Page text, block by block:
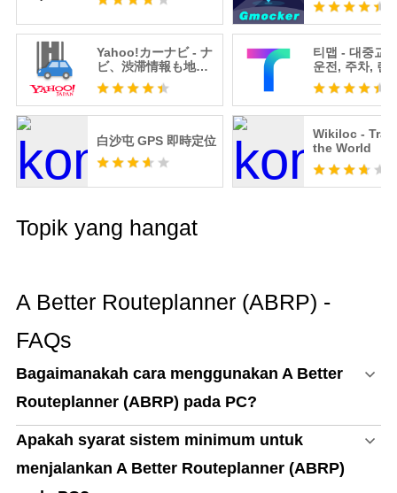
Yahoo!カーナビ - ナ
ビ、渋滞情報も地図
も自動更新
티맵 - 대중교
운전, 주차, 렌
항버스
白沙屯 GPS 即時定位
Wikiloc -
the World
Topik yang hangat
A Better Routeplanner (ABRP) -
FAQs
Bagaimanakah cara menggunakan A Better
Routeplanner (ABRP) pada PC?
Apakah syarat sistem minimum untuk
menjalankan A Better Routeplanner (ABRP)